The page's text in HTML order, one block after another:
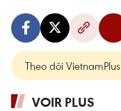
Theo dõi VietnamPlus
VOIR PLUS